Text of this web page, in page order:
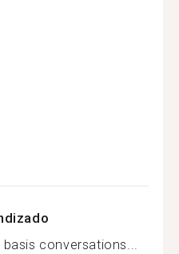
conversations...